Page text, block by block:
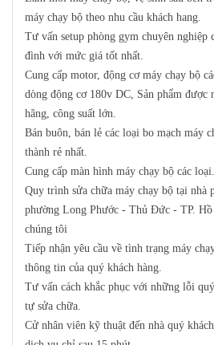
máy chạy bộ theo nhu cầu khách hang.
Tư vấn setup phòng gym chuyên nghiệp
đình với mức giá tốt nhất.
Cung cấp motor, động cơ máy chạy bộ
dòng động cơ 180v DC, Sản phẩm được
hãng, công suất lớn.
Bán buôn, bán lẻ các loại bo mạch máy
thành rẻ nhất.
Cung cấp màn hình máy chạy bộ các loại.
Quy trình sửa chữa máy chạy bộ tại nhà
phường Long Phước - Thủ Đức - TP.
chúng tôi
Tiếp nhận yêu cầu về tình trạng máy
thông tin của quý khách hàng.
Tư vấn cách khắc phục với những lỗi
tự sửa chữa.
Cử nhân viên kỹ thuật đến nhà quý